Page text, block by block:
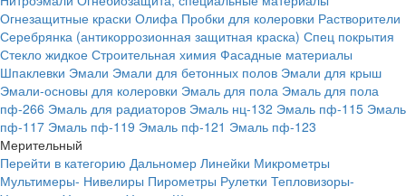
Огнезащитные краски Олифа Пробки для колеровки Растворители
Серебрянка (антикоррозионная защитная краска) Спец покрытия
Стекло жидкое Строительная химия Фасадные материалы
Шпаклевки Эмали Эмали для бетонных полов Эмали для крыш
Эмали-основы для колеровки Эмаль для пола Эмаль для пола
пф-266 Эмаль для радиаторов Эмаль нц-132 Эмаль пф-115 Эмаль
пф-117 Эмаль пф-119 Эмаль пф-121 Эмаль пф-123
Мерительный
Перейти в категорию Дальномер Линейки Микрометры
Мультимеры- Нивелиры Пирометры Рулетки Тепловизоры-